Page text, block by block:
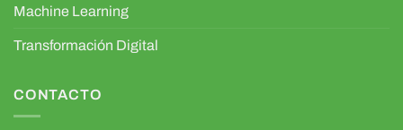
Machine Learning
Transformación Digital
CONTACTO